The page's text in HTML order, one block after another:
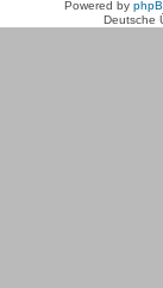
Powered by
Deutsche